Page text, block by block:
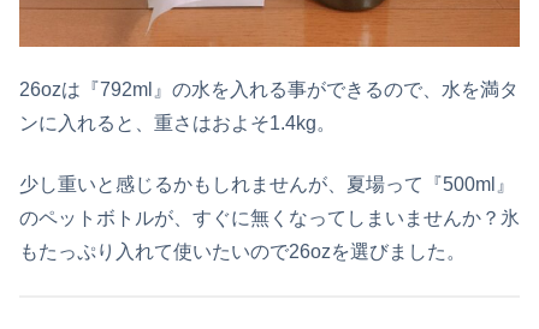
26ozは『792ml』の水を入れる事ができるので、水を満タ
ンに入れると、重さはおよそ1.4kg。
少し重いと感じるかもしれませんが、夏場って『500ml』
のペットボトルが、すぐに無くなってしまいませんか？氷
もたっぷり入れて使いたいので26ozを選びました。